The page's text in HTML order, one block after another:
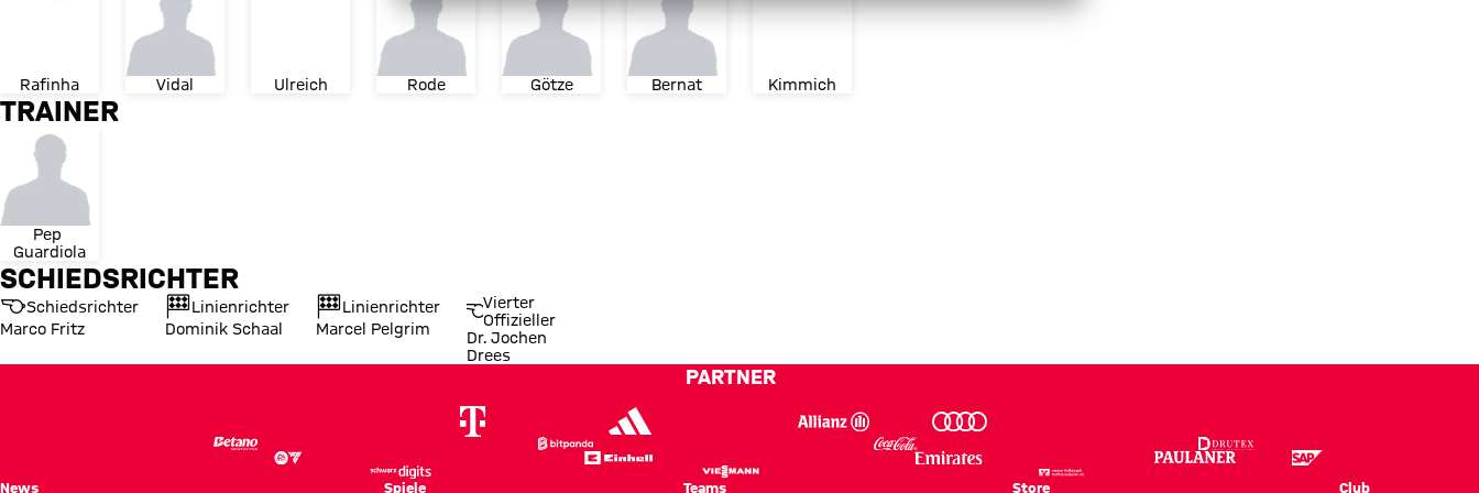
Rafinha Vidal Ulreich Rode Götze Bernat Kimmich
TRAINER
Pep
Guardiola
SCHIEDSRICHTER
Schiedsrichter
Marco Fritz
Linienrichter
Dominik Schaal
Linienrichter
Marcel Pelgrim
Vierter
Offizieller
Dr. Jochen
Drees
PARTNER
News Spiele Teams Store Club